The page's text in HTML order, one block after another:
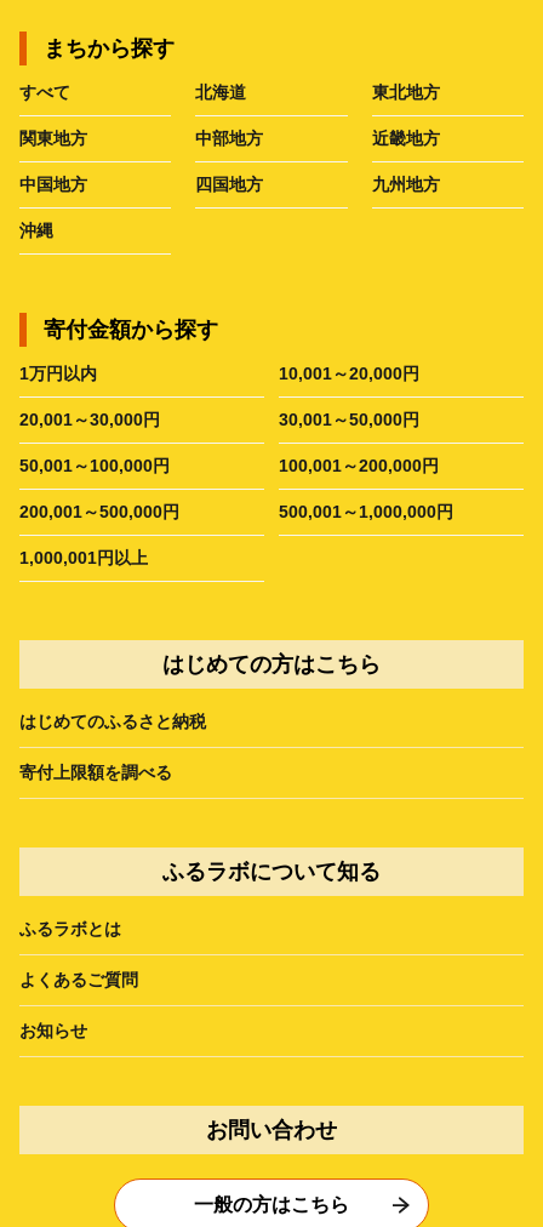
まちから探す
すべて 北海道 東北地方
関東地方 中部地方 近畿地方
中国地方 四国地方 九州地方
沖縄
寄付金額から探す
1万円以内 10,001～20,000円
20,001～30,000円 30,001～50,000円
50,001～100,000円 100,001～200,000円
200,001～500,000円 500,001～1,000,000円
1,000,001円以上
はじめての方はこちら
はじめてのふるさと納税
寄付上限額を調べる
ふるラボについて知る
ふるラボとは
よくあるご質問
お知らせ
お問い合わせ
一般の方はこちら